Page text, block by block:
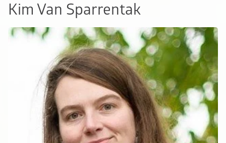
Kim Van Sparrentak